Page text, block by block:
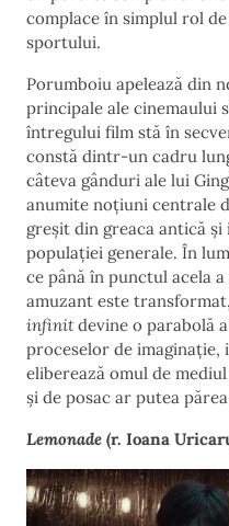
complace în simplul rol
sportului.
Porumboiu apelează din
principale ale cinemaului
întregului film stă în
constă dintr-un cadru
câteva gânduri ale lui
anumite noțiuni centrale
greșit din greaca antică
populației generale. În
ce până în punctul acela
amuzant este
infinitdevine o parabolă
proceselor de
eliberează omul de
și de posac ar putea
Lemonade (r. Ioana